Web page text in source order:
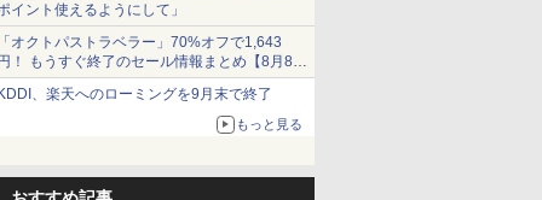
イント使えるようにして」
オクトパストラベラー」70%オフで1,643
！ もうすぐ終了のセール情報まとめ【8月8日
新】
ンテンドーeショップでは「大神 絶景版」が
、楽天へのローミングを9月末で終了
もっと見る